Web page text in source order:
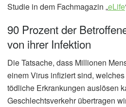
Studie in dem Fachmagazin „eLife
90 Prozent der
von ihrer Infektion
Die Tatsache, dass Millionen
einem Virus infiziert sind,
tödliche Erkrankungen auslösen
Geschlechtsverkehr übertragen